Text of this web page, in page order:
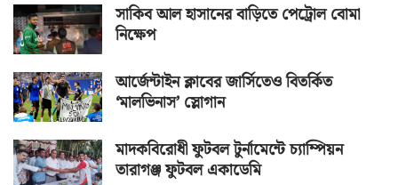
সাকিব আল হাসানের বাড়িতে পেট্রোল বোমা
নিক্ষেপ
আর্জেন্টাইন ক্লাবের জার্সিতেও বিতর্কিত
‘মালভিনাস’ স্লোগান
মাদকবিরোধী ফুটবল টুর্নামেন্টে চ্যাম্পিয়ন
তারাগঞ্জ ফুটবল একাডেমি